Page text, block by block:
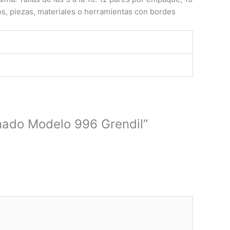
piezas, materiales o herramientas con bordes
Modelo 996 Grendil”